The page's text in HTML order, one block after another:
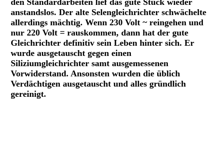
den Standardarbeiten lief das gute Stück wieder
anstandslos. Der alte Selengleichrichter schwächelte
allerdings mächtig. Wenn 230 Volt ~ reingehen und
nur 220 Volt = rauskommen, dann hat der gute
Gleichrichter definitiv sein Leben hinter sich. Er
wurde ausgetauscht gegen einen
Siliziumgleichrichter samt ausgemessenen
Vorwiderstand. Ansonsten wurden die üblich
Verdächtigen ausgetauscht und alles gründlich
gereinigt.